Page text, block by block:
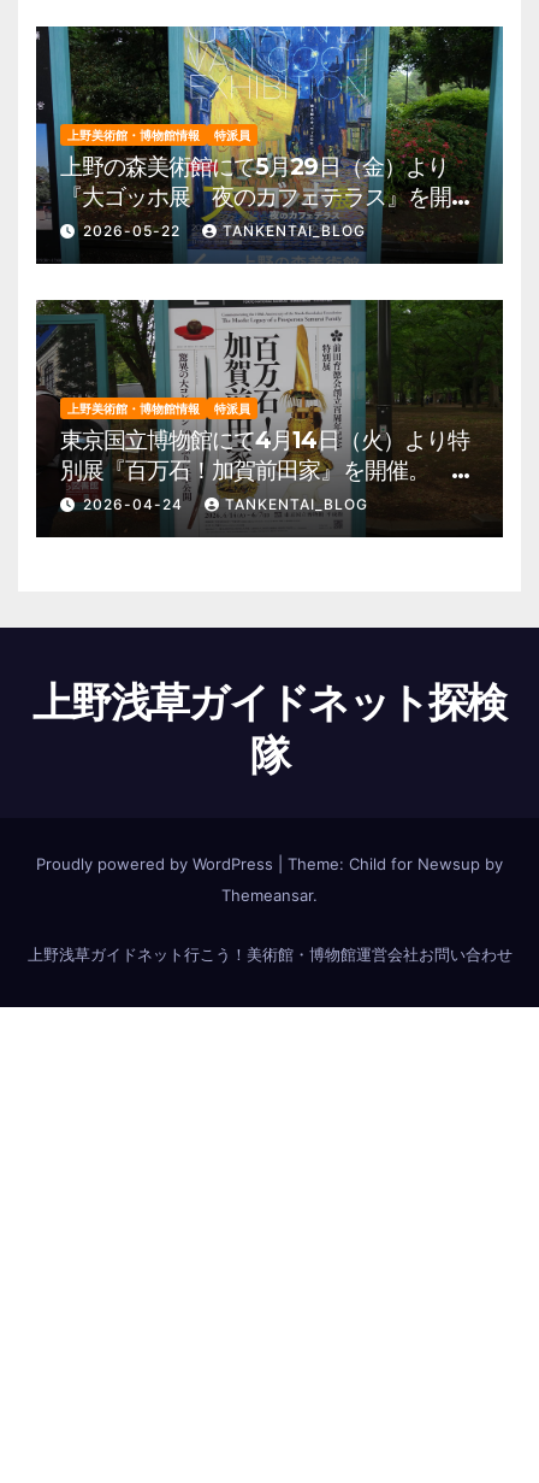
上野美術館・博物館情報 特派員
上野の森美術館にて5月29日（金）より
『大ゴッホ展 夜のカフェテラス』を開
催。 上野公園 美術館・博物館 混雑情
報他
2026-05-22 TANKENTAI_BLOG
上野美術館・博物館情報 特派員
東京国立博物館にて4月14日（火）より特
別展『百万石！加賀前田家』を開催。 上
野公園 美術館・博物館 混雑情報他
2026-04-24 TANKENTAI_BLOG
上野浅草ガイドネット探検
隊
Proudly powered by WordPress Theme: Child for Newsup by
Themeansar.
上野浅草ガイドネット行こう！美術館・博物館運営会社お問い合わせ